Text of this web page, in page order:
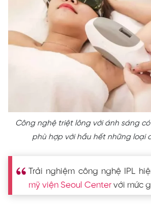
Công nghệ triệt lông với ánh sáng
phù hợp với hầu hết những loại
Trải nghiệm công nghệ IPL
mỹ viện Seoul Centervới mức